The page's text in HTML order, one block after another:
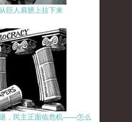
巨人肩膀上拉下来
，民主正面临危机——怎么